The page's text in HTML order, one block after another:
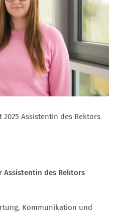
Assistentin des Rektors
Assistentin des Rektors
Kommunikation und